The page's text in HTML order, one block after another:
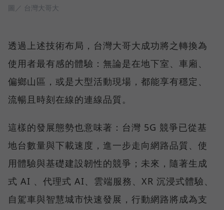
圖／ 台灣大哥大
透過上述技術布局，台灣大哥大成功將之轉換為
使用者最有感的體驗：無論是在地下室、車廂、
偏鄉山區，或是大型活動現場，都能享有穩定、
流暢且時刻在線的連線品質。
這樣的發展態勢也意味著：台灣 5G 競爭已從基
地台數量與下載速度，進一步走向網路品質、使
用體驗與基礎建設韌性的競爭；未來，隨著生成
式 AI 、代理式 AI、雲端服務、XR 沉浸式體驗、
自駕車與智慧城市快速發展，行動網路將成為支